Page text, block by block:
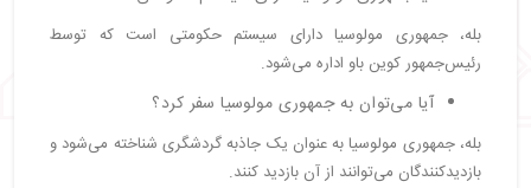
بله، جمهوری مولوسیا دارای سیستم حکومتی است که توسط
رئیس‌جمهور کوین باو اداره می‌شود.
آیا می‌توان به جمهوری مولوسیا سفر کرد؟
بله، جمهوری مولوسیا به عنوان یک جاذبه گردشگری شناخته می‌شود و
بازدیدکنندگان می‌توانند از آن بازدید کنند.